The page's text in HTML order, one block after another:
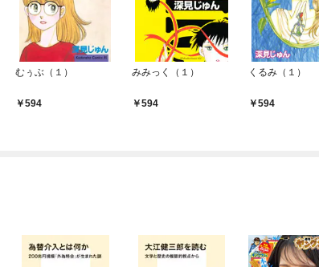
むぅぶ（１）
594
みみっく（１）
594
くるみ（１）
594